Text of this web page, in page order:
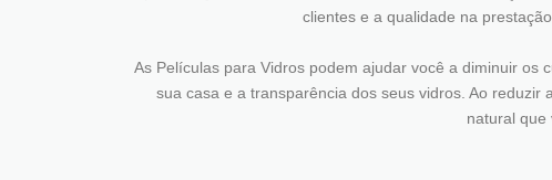
clientes e a qualidade na
As Películas para Vidros podem ajudar você a diminuir
sua casa e a transparência dos seus vidros. Ao
natural que